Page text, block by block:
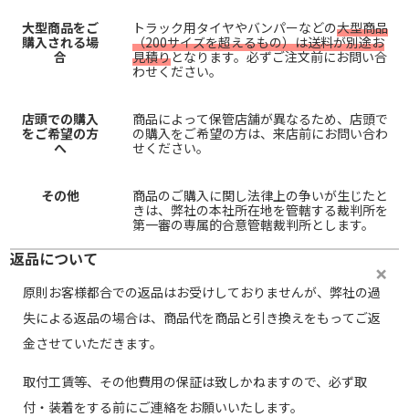
大型商品をご
購入される場
合
トラック用タイヤやバンパーなどの大型商品
（200サイズを超えるもの）は送料が別途お
見積りとなります。必ずご注文前にお問い合
わせください。
店頭での購入
をご希望の方
へ
商品によって保管店舗が異なるため、店頭で
の購入をご希望の方は、来店前にお問い合わ
せください。
その他
商品のご購入に関し法律上の争いが生じたと
きは、弊社の本社所在地を管轄する裁判所を
第一審の専属的合意管轄裁判所とします。
返品について
原則お客様都合での返品はお受けしておりませんが、弊社の過
失による返品の場合は、商品代を商品と引き換えをもってご返
金させていただきます。
取付工賃等、その他費用の保証は致しかねますので、必ず取
付・装着をする前にご連絡をお願いいたします。